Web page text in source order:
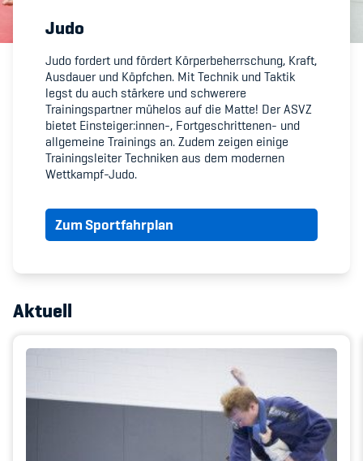
Member's Manual / FAQ
Fairplay
Teilnahmeberechtigung
Academy
Diversität & Inklusion
Krankenversicherung
Schwangerschaft & Sport
Judo
Judo fordert und fördert Körperbeherrschung, Kraft,
Ausdauer und Köpfchen. Mit Technik und Taktik
legst du auch stärkere und schwerere
Trainingspartner mühelos auf die Matte! Der ASVZ
bietet Einsteiger:innen-, Fortgeschrittenen- und
allgemeine Trainings an. Zudem zeigen einige
Trainingsleiter Techniken aus dem modernen
Wettkampf-Judo.
Zum Sportfahrplan
Aktuell